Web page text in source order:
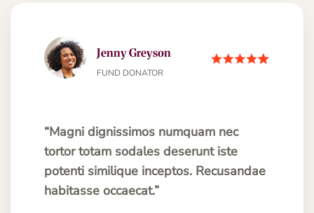
Jenny Greyson
FUND DONATOR
“Magni dignissimos numquam nec
tortor totam sodales deserunt iste
potenti similique inceptos. Recusandae
habitasse occaecat.”